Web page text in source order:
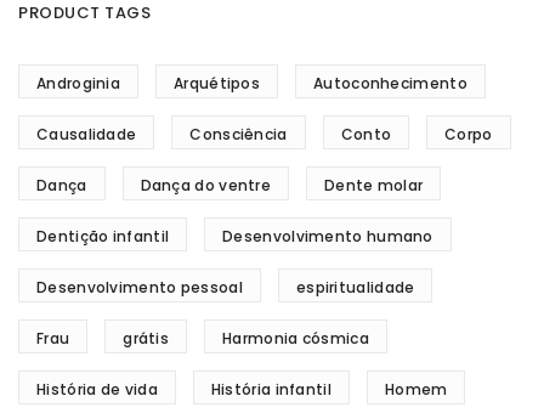
PRODUCT TAGS
Androginia Arquétipos Autoconhecimento
Causalidade Consciência Conto Corpo
Dança Dança do ventre Dente molar
Dentição infantil Desenvolvimento humano
Desenvolvimento pessoal espiritualidade
Frau grátis Harmonia cósmica
História de vida História infantil Homem